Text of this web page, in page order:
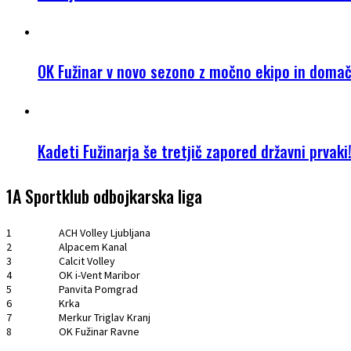
OK Fužinar v novo sezono z močno ekipo in
Kadeti Fužinarja še tretjič zapored državni prvaki!
1A Sportklub odbojkarska liga
1
ACH Volley Ljubljana
2
Alpacem Kanal
3
Calcit Volley
4
OK i-Vent Maribor
5
Panvita Pomgrad
6
Krka
7
Merkur Triglav Kranj
8
OK Fužinar Ravne